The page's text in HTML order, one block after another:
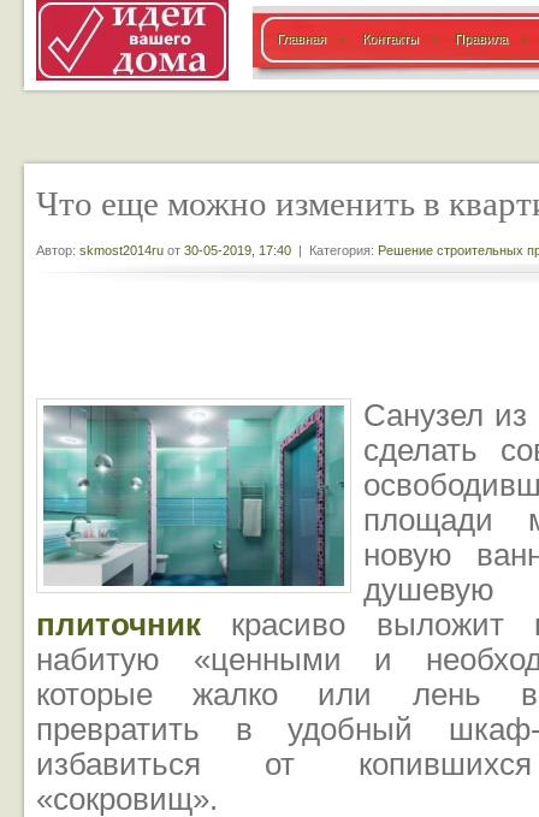
Главная Контакты Правила
Что еще можно изменить в
Автор: skmost2014ru от 30-05-2019, 17:40 | Категория: Решение строительных
Санузел из
сделать
площади
новую
плиточник красиво выложит
набитую «ценными и
которые жалко или лень
превратить в удобный
избавиться от
«сокровищ».